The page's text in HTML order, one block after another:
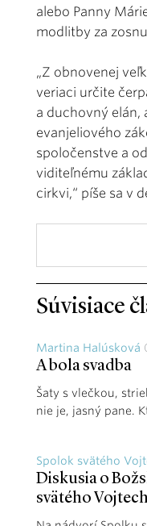
alebo Panny
modlitby za
„Z obnovenej
veriaci určite
a duchovný elán,
evanjeliového
spoločenstve a
viditeľnému
cirkvi,“ píše sa v
Súvisiace
Martina Halúsková
A bola svadba
Šaty s vlečkou,
nie je, jasný pane.
Spolok svätého
Diskusia o
svätého